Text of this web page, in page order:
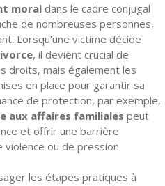
moral dans le cadre conjugal
de nombreuses personnes,
Lorsqu’une victime décide
, il devient crucial de
droits, mais également les
en place pour garantir sa
de protection, par exemple,
aux affaires familiales peut
et offrir une barrière
ou de pression
les étapes pratiques à